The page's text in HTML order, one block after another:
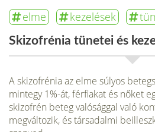
elme kezelések
Skizofrénia tünetei és
A skizofrénia az elme súlyos
mintegy 1%-át, férfiakat és nőket
skizofrén beteg valósággal való
megváltozik, és társadal­mi